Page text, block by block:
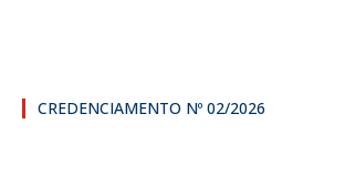
CREDENCIAMENTO Nº 02/2026